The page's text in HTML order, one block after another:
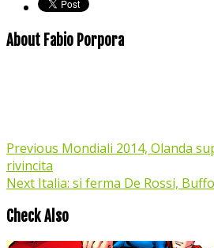
About Fabio Porpora
Previous Mondiali 2014, Olanda
rivincita
Next Italia: si ferma De Rossi,
Check Also